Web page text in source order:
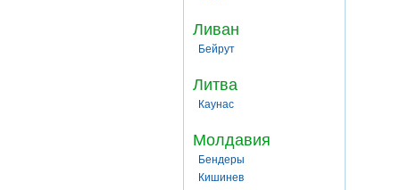
Ливан
Бейрут
Литва
Каунас
Молдавия
Бендеры
Кишинев